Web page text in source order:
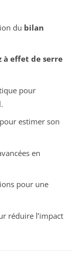
du bilan
à effet de serre
pour
estimer son
en
pour une
réduire l’impact